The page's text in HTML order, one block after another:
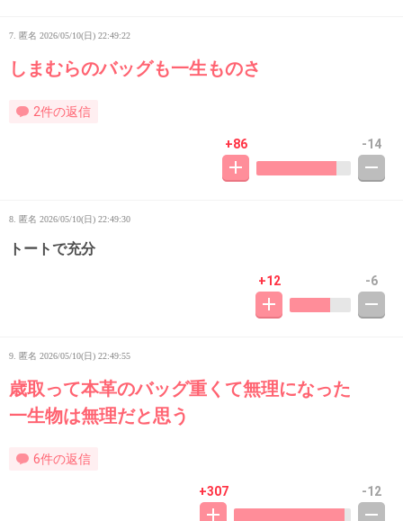
7. 匿名 2026/05/10(日) 22:49:22
しまむらのバッグも一生ものさ
2件の返信
+86 -14
8. 匿名 2026/05/10(日) 22:49:30
トートで充分
+12 -6
9. 匿名 2026/05/10(日) 22:49:55
歳取って本革のバッグ重くて無理になった
一生物は無理だと思う
6件の返信
+307 -12